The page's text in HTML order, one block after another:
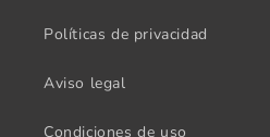
Políticas de privacidad
Aviso legal
Condiciones de uso